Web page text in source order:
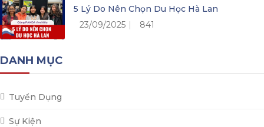
5 Lý Do Nên Chọn Du Học Hà Lan
23/09/2025
841
DANH MỤC
Tuyển Dụng
Sự Kiện